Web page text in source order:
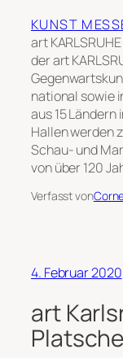
KUNST
art
der art
national sowie
aus 15
Hallen werden
Schau- und
von über 120
Verfasst von
4. Februar 2020
art